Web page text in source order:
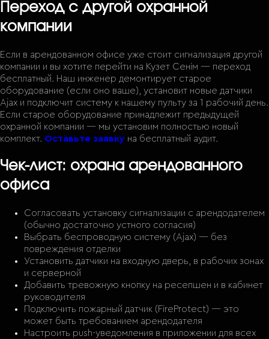
Переход с другой охранной
компании
Если в арендованном офисе уже стоит сигнализация другой
компании и вы хотите перейти на Кузет Сенiм — переход
бесплатный. Наш инженер демонтирует старое
оборудование (если оно ваше), установит новые датчики
Ajax и подключит систему к нашему пульту за 1 рабочий день.
Если старое оборудование принадлежит предыдущей
охранной компании — мы установим полностью новый
комплект. Оставьте заявку на бесплатный аудит.
Чек-лист: охрана арендованного
офиса
Согласовать установку сигнализации с арендодателем
(обычно достаточно устного согласия)
Выбрать беспроводную систему (Ajax) — без
повреждения отделки
Установить датчики на входную дверь, в рабочих зонах
и серверной
Добавить тревожную кнопку на ресепшен и в кабинет
руководителя
Подключить пожарный датчик (FireProtect) — это
может быть требованием арендодателя
Настроить push-уведомления в приложении для всех